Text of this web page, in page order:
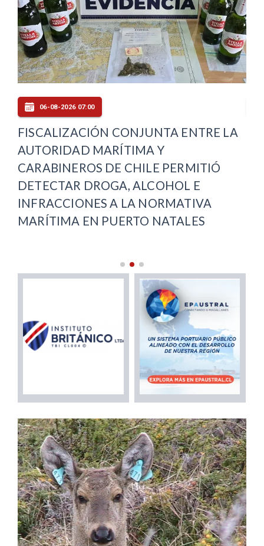
06-08-2026 07:00
FISCALIZACIÓN CONJUNTA ENTRE LA
AUTORIDAD MARÍTIMA Y
CARABINEROS DE CHILE PERMITIÓ
DETECTAR DROGA, ALCOHOL E
INFRACCIONES A LA NORMATIVA
MARÍTIMA EN PUERTO NATALES